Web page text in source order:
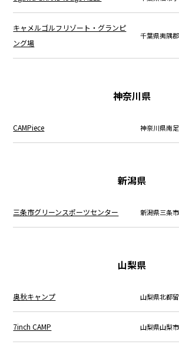
キャメルゴルフリゾート・グランピ
ング場
千葉県夷隅
神奈川県
CAMPiece 神奈川県南
新潟県
三条市グリーンスポーツセンター 新潟県三条
山梨県
奥秋キャンプ 山梨県北都
7inch CAMP 山梨県山梨